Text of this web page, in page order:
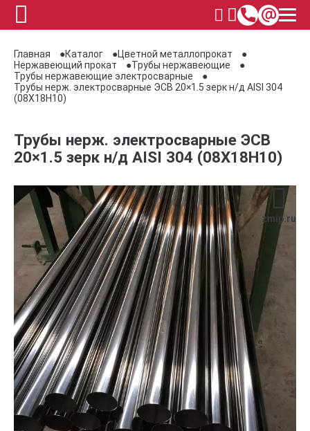
Главная Каталог
Цветной металлопрокат
Нержавеющий прокат
Трубы нержавеющие
Трубы нержавеющие электросварные
Трубы нерж. электросварные ЭСВ 20×1.5 зерк н/д AISI 304
(08Х18Н10)
Трубы нерж. электросварные ЭСВ
20×1.5 зерк н/д AISI 304 (08Х18Н10)
zmip.ru